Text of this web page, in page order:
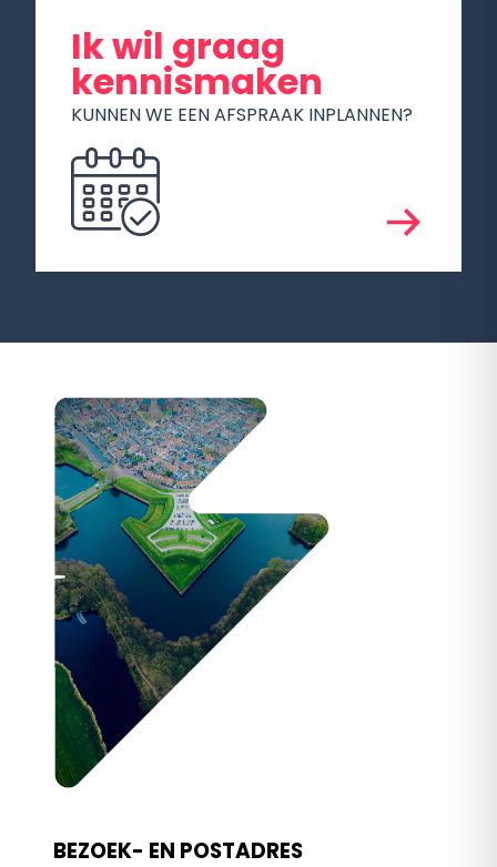
Ik wil graag
kennismaken
KUNNEN WE EEN AFSPRAAK INPLANNEN?
BEZOEK- EN POSTADRES